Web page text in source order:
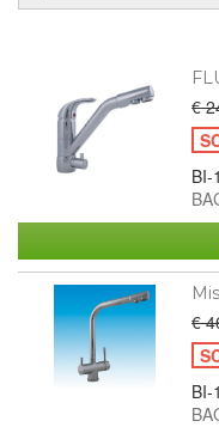
€
BI-
€
BI-